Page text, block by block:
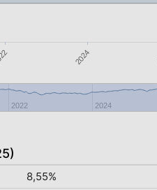
2024
2022 2024
8,55%